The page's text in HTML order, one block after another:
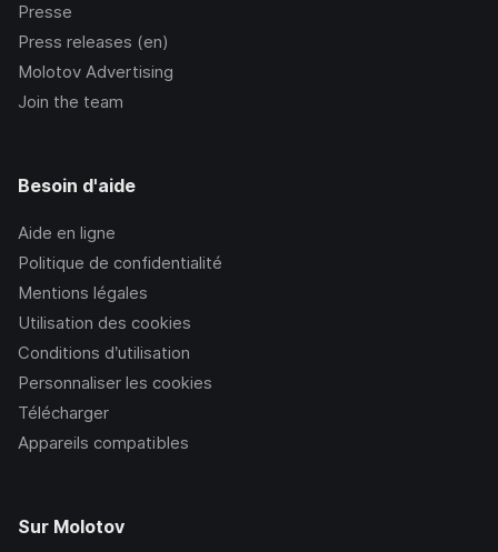
Presse
Press releases (en)
Molotov Advertising
Join the team
Besoin d'aide
Aide en ligne
Politique de confidentialité
Mentions légales
Utilisation des cookies
Conditions d’utilisation
Personnaliser les cookies
Télécharger
Appareils compatibles
Sur Molotov